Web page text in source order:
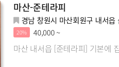
마산-준테라피
경남 창원시 마산회원구 내서읍
20% 40,000 ~
마산 내서읍 [준테라피] 기본에